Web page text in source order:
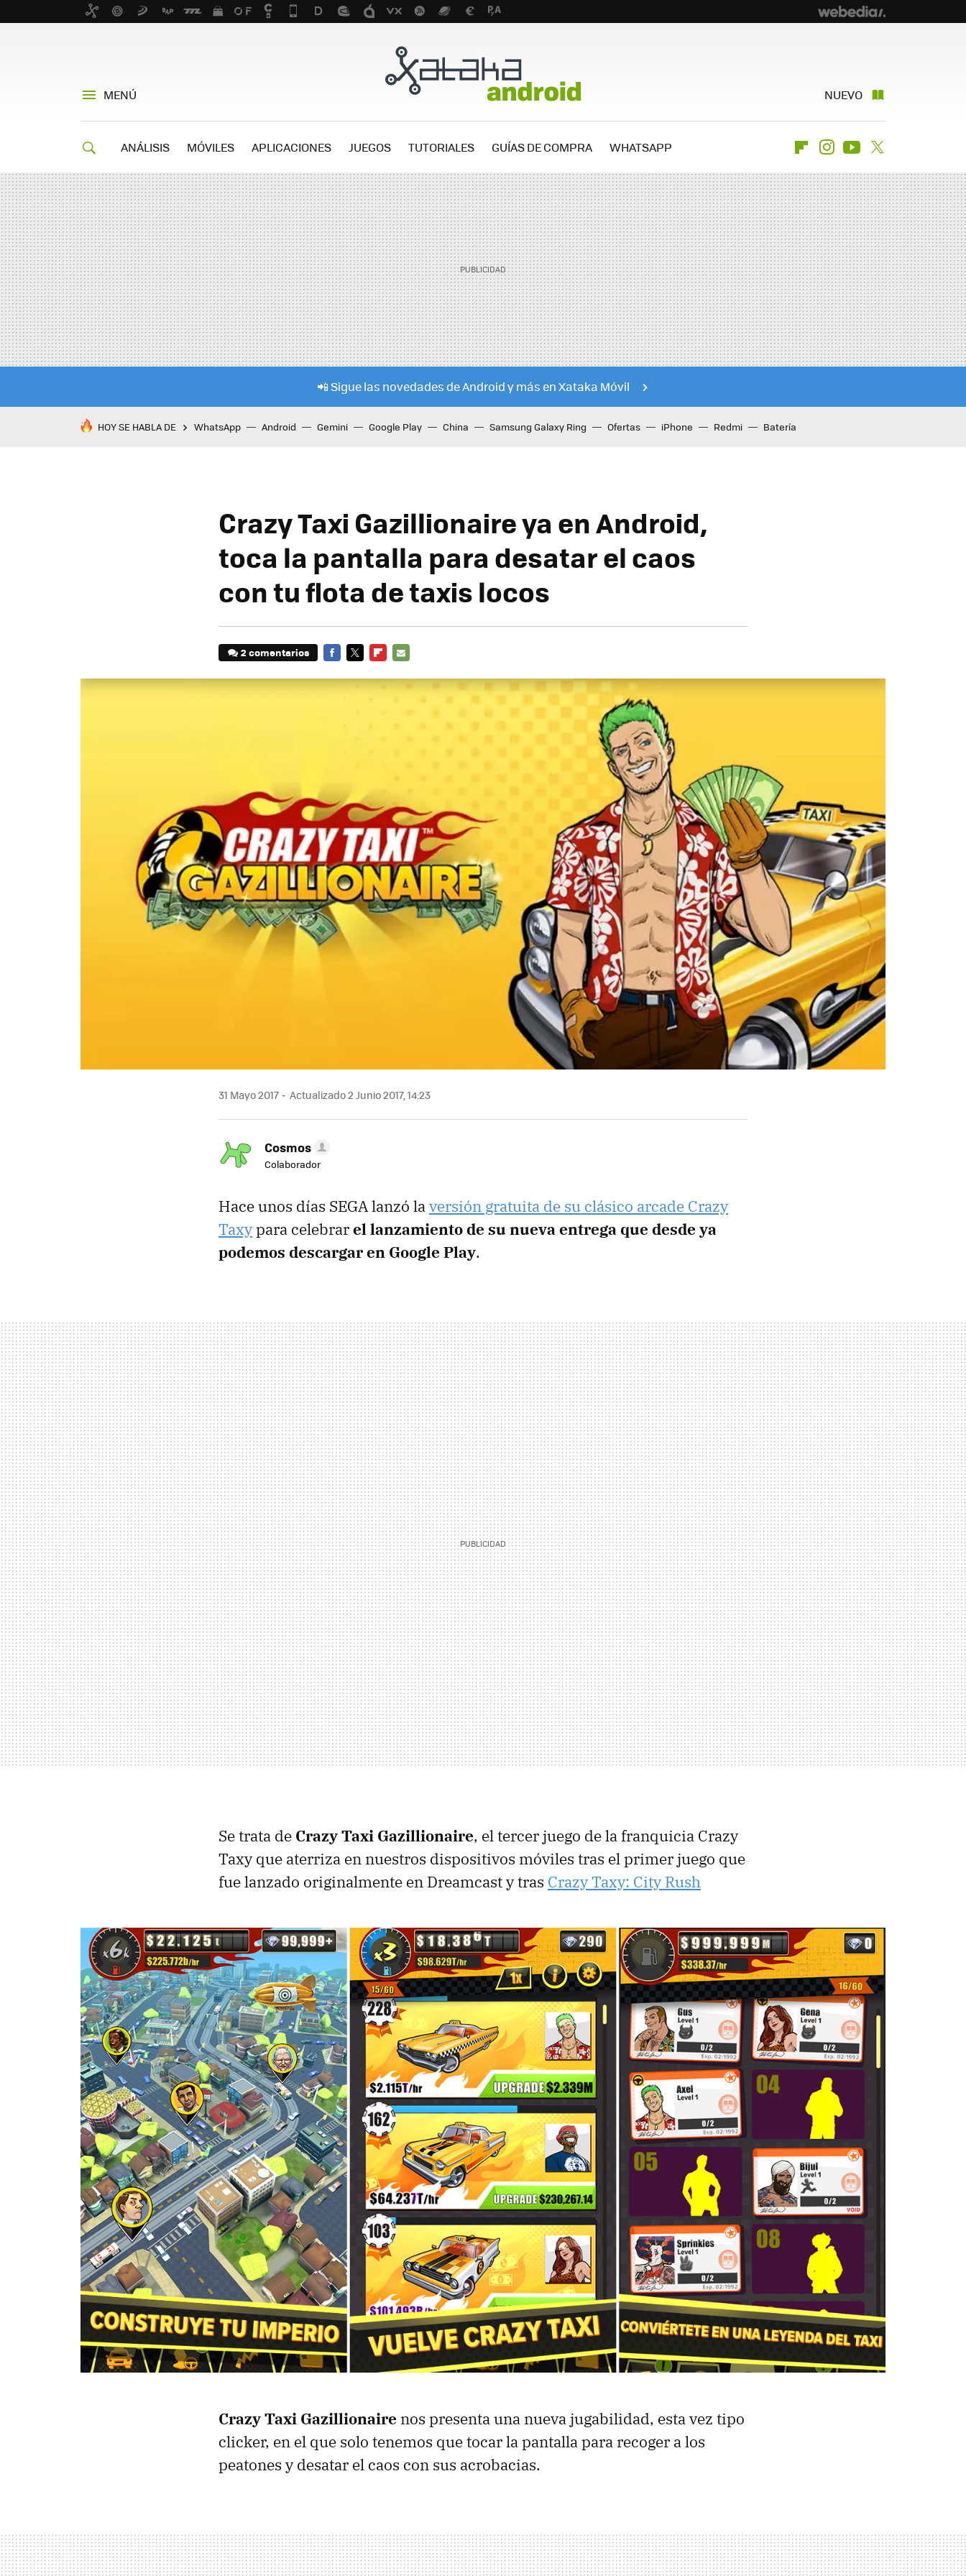
MENÚ NUEVO
ANÁLISIS MÓVILES APLICACIONES JUEGOS TUTORIALES GUÍAS DE COMPRA WHATSAPP FlipboardInstagramYoutube
📲 Sigue las novedades de Android y más en Xataka Móvil
HOY SE HABLA DE WhatsApp Android Gemini Google Play China Samsung Galaxy Ring Ofertas iPhone Redmi Batería
Crazy Taxi Gazillionaire ya en Android,
toca la pantalla para desatar el caos
con tu flota de taxis locos
2 comentarios
MAIL
31 Mayo 2017 Actualizado 2 Junio 2017, 14:23
Cosmos
Colaborador
Hace unos días SEGA lanzó laversión gratuita de su clásico arcade Crazy
Taxypara celebrarel lanzamiento de su nueva entrega que desde ya
podemos descargar en Google Play.
Se trata de Crazy Taxi Gazillionaire, el tercer juego de la franquicia Crazy
Taxy que aterriza en nuestros dispositivos móviles tras el primer juego que
fue lanzado originalmente en Dreamcast y tras Crazy Taxy: City Rush
Crazy Taxi Gazillionaire nos presenta una nueva jugabilidad, esta vez tipo
clicker, en el que solo tenemos que tocar la pantalla para recoger a los
peatones y desatar el caos con sus acrobacias.